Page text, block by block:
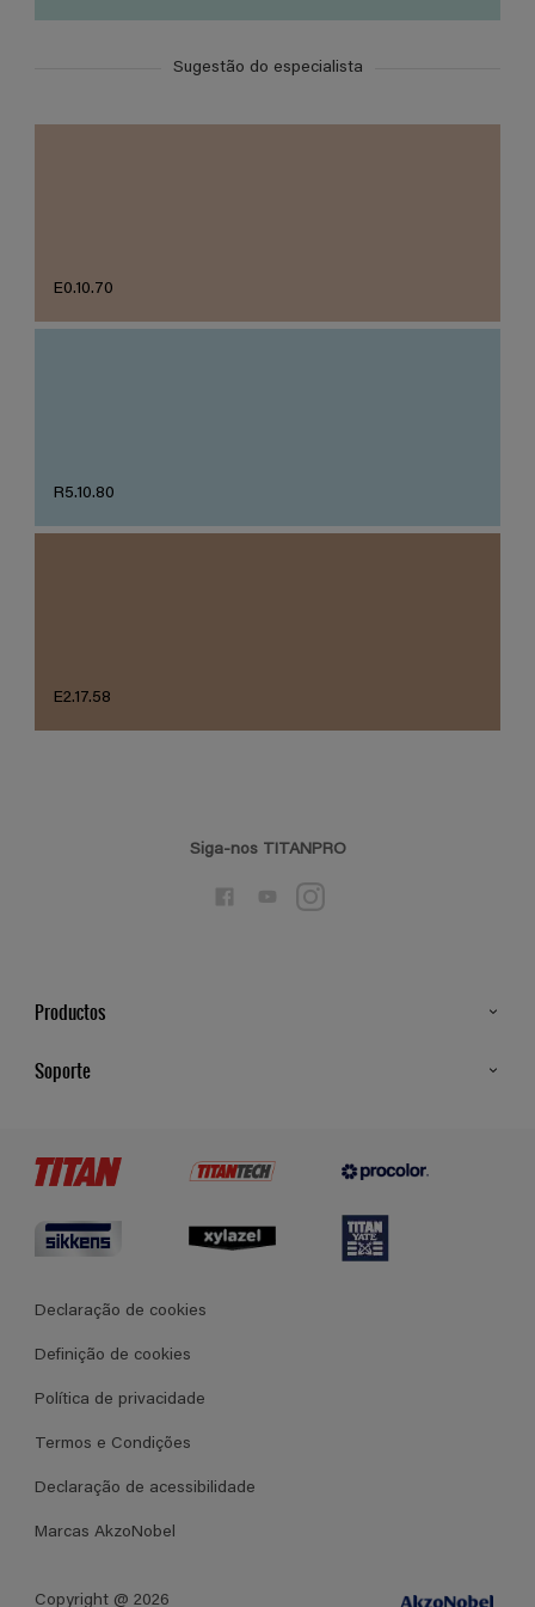
Sugestão do especialista
E0.10.70
R5.10.80
E2.17.58
Siga-nos TITANPRO
Productos
Soporte
Termos e Condições Gerais de Venda
Declaração de cookies
Definição de cookies
Política de privacidade
Termos e Condições
Declaração de acessibilidade
Marcas AkzoNobel
Copyright @ 2026